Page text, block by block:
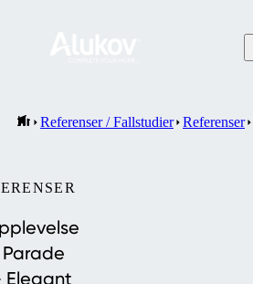
Referenser / Fallstudier Referenser
Elegant